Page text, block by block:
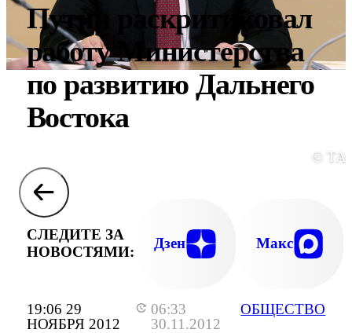
19:06 29
НОЯБРЯ 2012
06:33
30.11.2012
ОБЩЕСТВО
Путин раскритиковал
работу Министерства
по развитию Дальнего
Востока
©
СЛЕДИТЕ ЗА
НОВОСТЯМИ:
Дзен Макс